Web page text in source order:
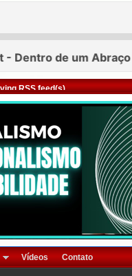
RSS feed(s)
Vídeos Contato